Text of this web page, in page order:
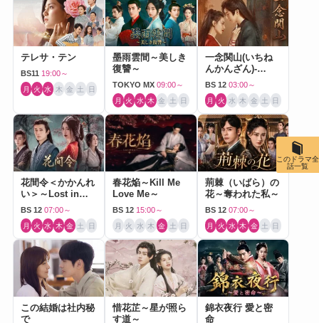
テレサ・テン
BS11 19:00～
月 火 水 木 金 土 日
墨雨雲間～美しき
復讐～
TOKYO MX 09:00～
月 火 水 木 金 土 日
一念関山(いちね
んかんざん)-
Journey to Love-
BS 12 03:00～
月 火 水 木 金 土 日
花間令＜かかんれ
い＞～Lost in
Love～
BS 12 07:00～
月 火 水 木 金 土 日
春花焔～Kill Me
Love Me～
BS 12 15:00～
月 火 水 木 金 土 日
荊棘（いばら）の
花～奪われた私～
BS 12 07:00～
月 火 水 木 金 土 日
この結婚は社内秘
で
惜花芷～星が照ら
す道～
錦衣夜行 愛と密
命
このドラマ全
話一覧